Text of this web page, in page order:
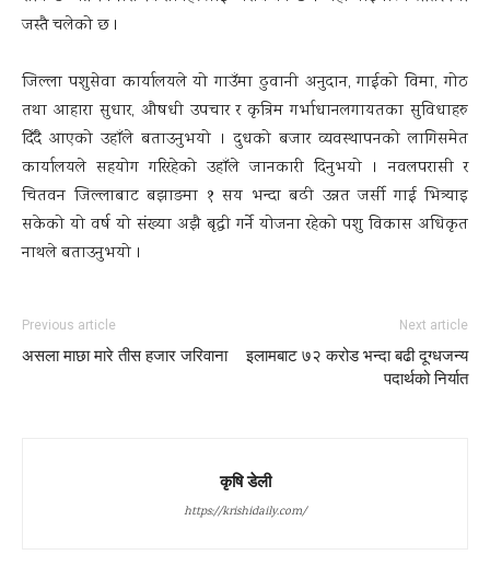
जस्तै चलेको छ ।
जिल्ला पशुसेवा कार्यालयले यो गाउँमा ढुवानी अनुदान, गाईको विमा, गोठ
तथा आहारा सुधार, औषधी उपचार र कृत्रिम गर्भाधानलगायतका सुविधाहरु
दिँदै आएको उहाँले बताउनुभयो । दुधको बजार व्यवस्थापनको लागिसमेत
कार्यालयले सहयोग गरिरहेको उहाँले जानकारी दिनुभयो । नवलपरासी र
चितवन जिल्लाबाट बझाङमा १ सय भन्दा बढी उन्नत जर्सी गाई भित्र्याइ
सकेको यो वर्ष यो संख्या अझै बृद्धी गर्ने योजना रहेको पशु विकास अधिकृत
नाथले बताउनुभयो ।
Previous article
असला माछा मारे तीस हजार जरिवाना
Next article
इलामबाट ७२ करोड भन्दा बढी दूग्धजन्य
पदार्थको निर्यात
कृषि डेली
https://krishidaily.com/